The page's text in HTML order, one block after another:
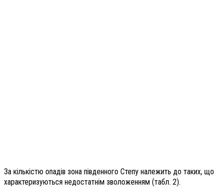
За кількістю опадів зона південного Степу належить до таких, що
характеризуються недостатнім зволоженням (табл. 2).